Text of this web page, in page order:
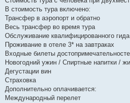
В стоимость тура включено:
Трансфер в аэропорт и обратно
Весь трансфер во время тура
Обслуживание квалифицированного
Проживание в отеле 3* на завтраках
Входные билеты
Новогодний ужин / Спиртные напитки /
Дегустации вин
Страховка
Дополнительно оплачивается:
Международный перелет